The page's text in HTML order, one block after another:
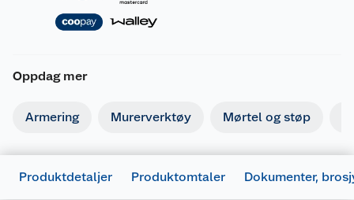
Oppdag mer
Armering Murerverktøy Mørtel og støp
Produktdetaljer Produktomtaler Dokumenter,